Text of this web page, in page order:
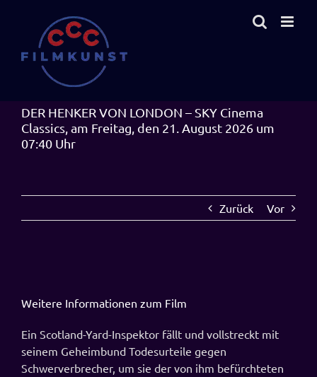
springen
DER HENKER VON LONDON – SKY Cinema
Classics, am Freitag, den 21. August 2026 um
07:40 Uhr
Zurück Vor
Weitere Informationen zum Film
Ein Scotland-Yard-Inspektor fällt und vollstreckt mit
seinem Geheimbund Todesurteile gegen
Schwerverbrecher, um sie der von ihm befürchteten